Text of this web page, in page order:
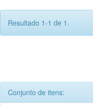
Resultado 1-1 de 1.
Conjunto de itens: